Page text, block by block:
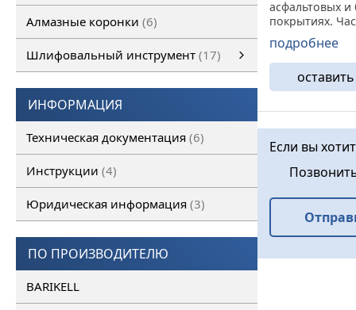
Алмазные коронки 6
Шлифовальный инструмент 17
ИНФОРМАЦИЯ
Техническая документация 6
Инструкции 4
Юридическая информация 3
ПО ПРОИЗВОДИТЕЛЮ
BARIKELL
асфальтовых и
покрытиях.
используются
работах, а так
ремонте,
прокладки
Стальная
подробнее
Если вы